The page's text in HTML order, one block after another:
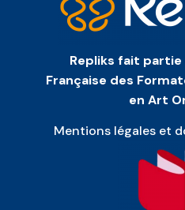
Repliks fait partie
Française des
en Art
Mentions légales et